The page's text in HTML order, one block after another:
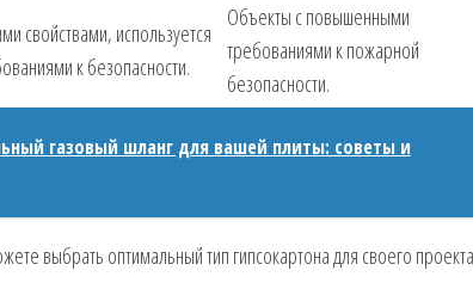
свойствами, используется
к безопасности.
Объекты с повышенными
требованиями к пожарной
безопасности.
газовый шланг для вашей плиты: советы и
выбрать оптимальный тип гипсокартона для своего